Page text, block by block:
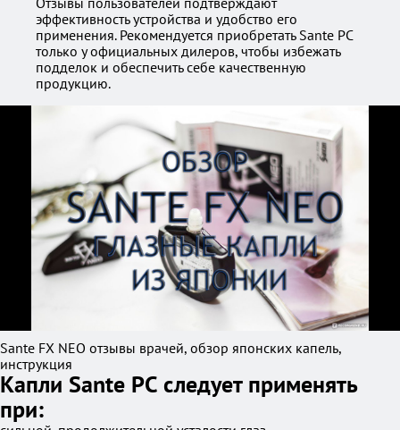
эффективность устройства и удобство его
применения. Рекомендуется приобретать Sante PC
только у официальных дилеров, чтобы избежать
подделок и обеспечить себе качественную
продукцию.
Sante FX NEO отзывы врачей, обзор японских капель,
инструкция
Капли Sante PC следует применять
при: